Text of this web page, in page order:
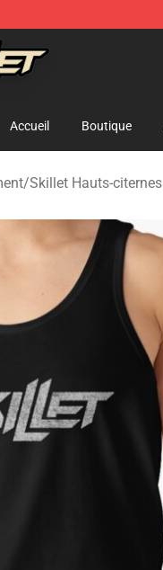
Store
Accueil Boutique
/Skillet Hauts-citernes